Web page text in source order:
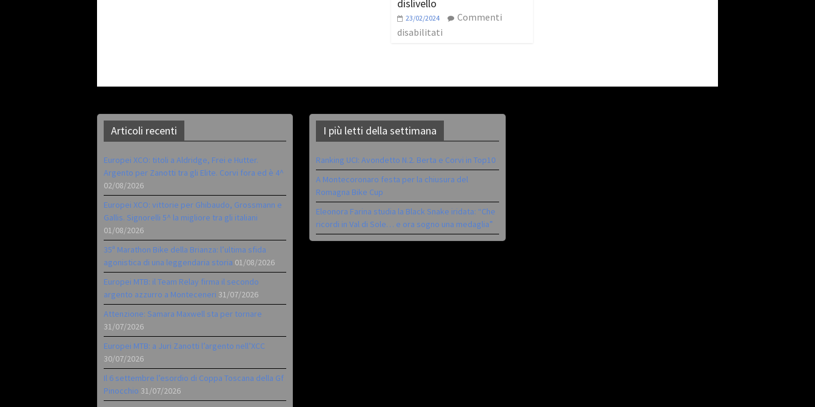
dislivello
23/02/2024
Commenti
disabilitati
Articoli recenti
Europei XCO: titoli a Aldridge, Frei e Hutter.
Argento per Zanotti tra gli Elite. Corvi fora ed è 4^
02/08/2026
Europei XCO: vittorie per Ghibaudo, Grossmann e
Gallis. Signorelli 5^ la migliore tra gli italiani
01/08/2026
35ª Marathon Bike della Brianza: l’ultima sfida
agonistica di una leggendaria storia 01/08/2026
Europei MTB: il Team Relay firma il secondo
argento azzurro a Monteceneri 31/07/2026
Attenzione: Samara Maxwell sta per tornare
31/07/2026
Europei MTB: a Juri Zanotti l’argento nell’XCC
30/07/2026
Il 6 settembre l’esordio di Coppa Toscana della Gf
Pinocchio 31/07/2026
I più letti della settimana
Ranking UCI: Avondetto N.2. Berta e Corvi in Top10
A Montecoronaro festa per la chiusura del
Romagna Bike Cup
Eleonora Farina studia la Black Snake iridata: “Che
ricordi in Val di Sole… e ora sogno una medaglia”